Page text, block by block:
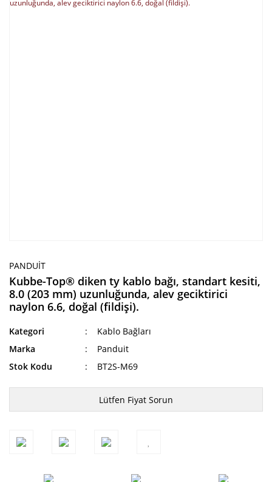
PANDUIT
Kubbe-Top® diken ty kablo bağı, standart kesiti,
8.0 (203 mm) uzunluğunda, alev geciktirici
naylon 6.6, doğal (fildişi).
Kategori
Kablo Bağları
Marka
Panduit
Stok Kodu
BT2S-M69
Lütfen Fiyat Sorun